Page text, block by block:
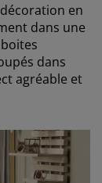
en
dans une
dans
agréable et